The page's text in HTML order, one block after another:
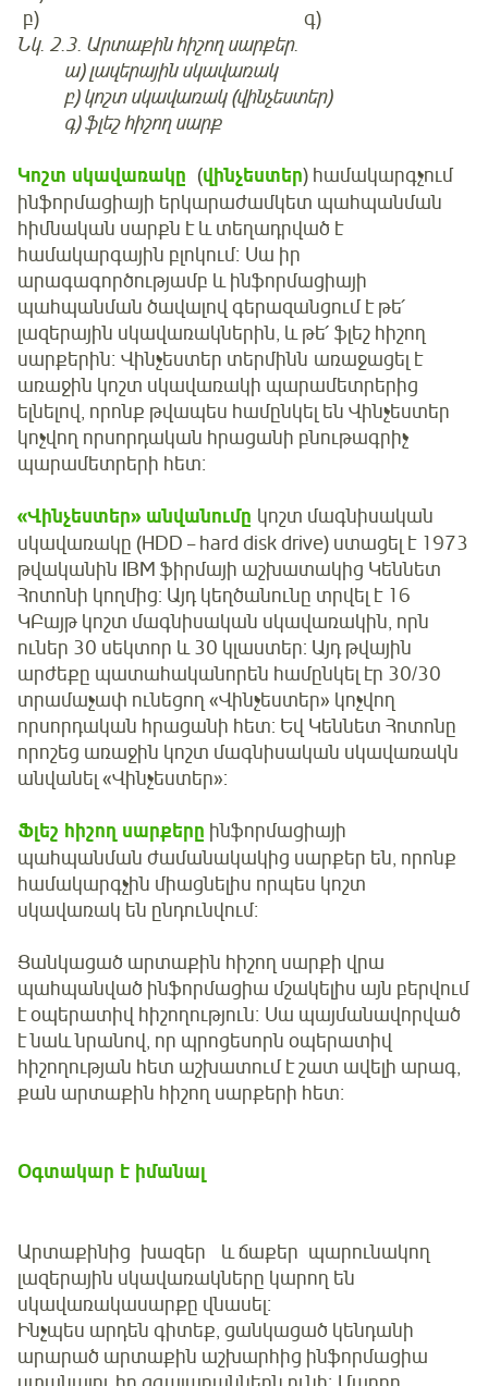
բ) գ)
Նկ. 2.3. Արտաքին հիշող սարքեր.
ա) լազերային սկավառակ
բ) կոշտ սկավառակ (վինչեստեր)
գ) ֆլեշ հիշող սարք
Կոշտ սկավառակը (վինչեստեր) համակարգչում
ինֆորմացիայի երկարաժամկետ պահպանման
հիմնական սարքն է և տեղադրված է
համակարգային բլոկում։ Սա իր
արագագործությամբ և ինֆորմացիայի
պահպանման ծավալով գերազանցում է թե՛
լազերային սկավառակներին, և թե՛ ֆլեշ հիշող
սարքերին։ Վինչեստեր տերմինն առաջացել է
առաջին կոշտ սկավառակի պարամետրերից
ելնելով, որոնք թվապես համընկել են Վինչեստեր
կոչվող որսորդական հրացանի բնութագրիչ
պարամետրերի հետ։
«Վինչեստեր» անվանումը կոշտ մագնիսական
սկավառակը (HDD – hard disk drive) ստացել է 1973
թվականին IBM ֆիրմայի աշխատակից Կեննետ
Հոտոնի կողմից: Այդ կեղծանունը տրվել է 16
ԿԲայթ կոշտ մագնիսական սկավառակին, որն
ուներ 30 սեկտոր և 30 կլաստեր: Այդ թվային
արժեքը պատահականորեն համընկել էր 30/30
տրամաչափ ունեցող «Վինչեստեր» կոչվող
որսորդական հրացանի հետ: Եվ Կեննետ Հոտոնը
որոշեց առաջին կոշտ մագնիսական սկավառակն
անվանել «Վինչեստեր»:
Ֆլեշ հիշող սարքերը ինֆորմացիայի
պահպանման ժամանակակից սարքեր են, որոնք
համակարգչին միացնելիս որպես կոշտ
սկավառակ են ընդունվում։
Ցանկացած արտաքին հիշող սարքի վրա
պահպանված ինֆորմացիա մշակելիս այն բերվում
է օպերատիվ հիշողություն։ Սա պայմանավորված
է նաև նրանով, որ պրոցեսորն օպերատիվ
հիշողության հետ աշխատում է շատ ավելի արագ,
քան արտաքին հիշող սարքերի հետ։
Օգտակար է իմանալ
Արտաքինից խազեր և ճաքեր պարունակող
լազերային սկավառակները կարող են
սկավառակասարքը վնասել։
Ինչպես արդեն գիտեք, ցանկացած կենդանի
արարած արտաքին աշխարհից ինֆորմացիա